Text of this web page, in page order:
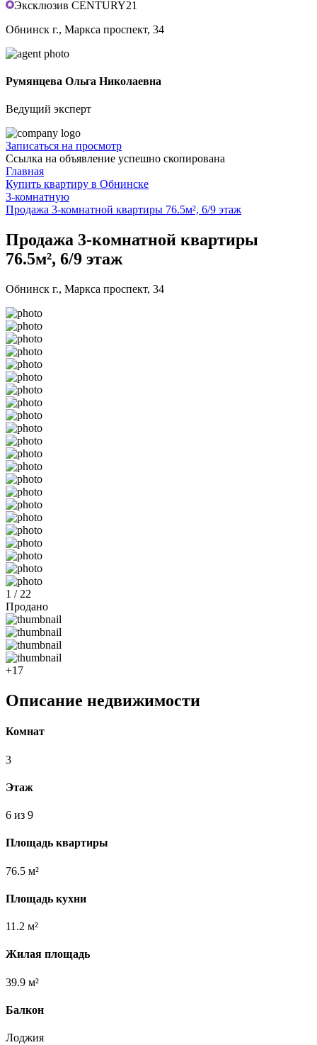
Эксклюзив CENTURY21
Обнинск г., Маркса проспект, 34
Румянцева Ольга Николаевна
Ведущий эксперт
Записаться на просмотр
Ссылка на объявление успешно скопирована
Главная
Купить квартиру в Обнинске
3-комнатную
Продажа 3-комнатной квартиры 76.5м², 6/9 этаж
Продажа 3-комнатной квартиры
76.5м², 6/9 этаж
Обнинск г., Маркса проспект, 34
1 / 22
Продано
+17
Описание недвижимости
Комнат
3
Этаж
6 из 9
Площадь квартиры
76.5 м²
Площадь кухни
11.2 м²
Жилая площадь
39.9 м²
Балкон
Лоджия